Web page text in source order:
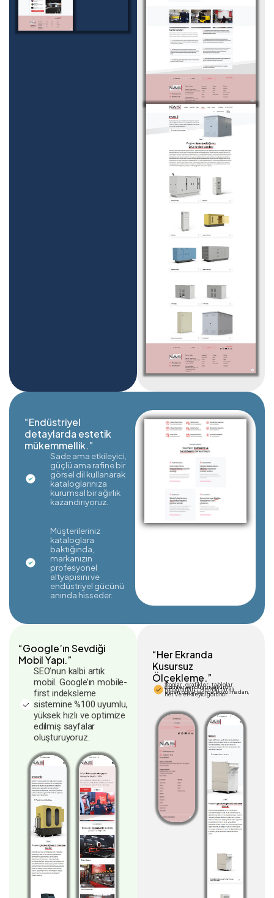
“Endüstriyel
detaylarda estetik
mükemmellik.”
Sade ama etkileyici,
güçlü ama rafine bir
görsel dil kullanarak
kataloglarınıza
kurumsal bir ağırlık
kazandırıyoruz.
Müşterileriniz
kataloglara
baktığında,
markanızın
profesyonel
altyapısını ve
endüstriyel gücünü
anında hisseder.
SEO’nun kalbi artık
mobil. Google’ın mobile-
first indeksleme
sistemine %100 uyumlu,
yüksek hızlı ve optimize
edilmiş sayfalar
oluşturuyoruz.
“Google’ın Sevdiği
Mobil Yapı.”
İkonlar, grafikler, tablolar,
çizimler, endüstriyel ürün
fotoğrafları… Her biri farklı
ekran boyutlarında bozulmadan,
net ve etkileyici görünür.
“Her Ekranda
Kusursuz
Ölçekleme.”